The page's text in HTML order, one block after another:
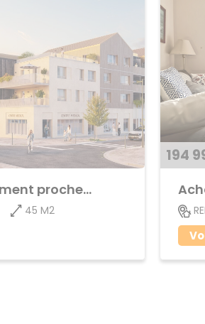
Achat Appartement proche centre ville
45 M2
194